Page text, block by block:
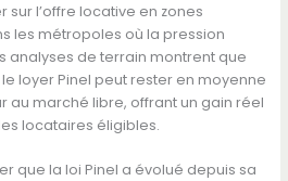
sur l’offre locative en zones
les métropoles où la pression
analyses de terrain montrent que
le loyer Pinel peut rester en moyenne
au marché libre, offrant un gain réel
locataires éligibles.
que la loi Pinel a évolué depuis sa